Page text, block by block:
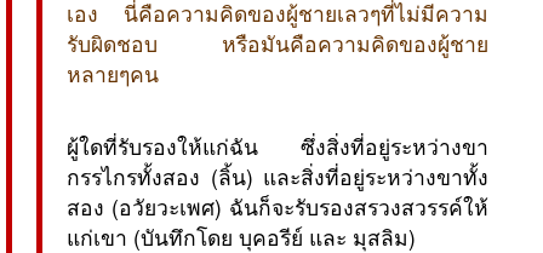
เอง นี่คือความคิดของผู้ชายเลวๆที่ไม่มีความ
รับผิดชอบ หรือมันคือความคิดของผู้ชาย
หลายๆคน
ผู้ใดที่รับรองให้แก่ฉัน ซึ่งสิ่งที่อยู่ระหว่างขา
กรรไกรทั้งสอง (ลิ้น) และสิ่งที่อยู่ระหว่างขาทั้ง
สอง (อวัยวะเพศ) ฉันก็จะรับรองสรวงสวรรค์ให้
แก่เขา (บันทึกโดย บุคอรีย์ และ มุสลิม)